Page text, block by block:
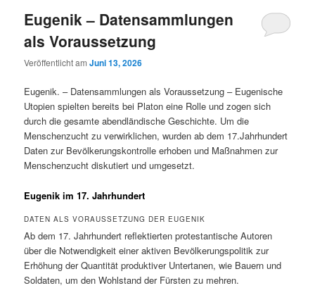
Eugenik – Datensammlungen
als Voraussetzung
Veröffentlicht amJuni 13, 2026
Eugenik. – Datensammlungen als Voraussetzung – Eugenische
Utopien spielten bereits bei Platon eine Rolle und zogen sich
durch die gesamte abendländische Geschichte. Um die
Menschenzucht zu verwirklichen, wurden ab dem 17.Jahrhundert
Daten zur Bevölkerungskontrolle erhoben und Maßnahmen zur
Menschenzucht diskutiert und umgesetzt.
Eugenik im 17. Jahrhundert
DATEN ALS VORAUSSETZUNG DER EUGENIK
Ab dem 17. Jahrhundert reflektierten protestantische Autoren
über die Notwendigkeit einer aktiven Bevölkerungspolitik zur
Erhöhung der Quantität produktiver Untertanen, wie Bauern und
Soldaten, um den Wohlstand der Fürsten zu mehren.